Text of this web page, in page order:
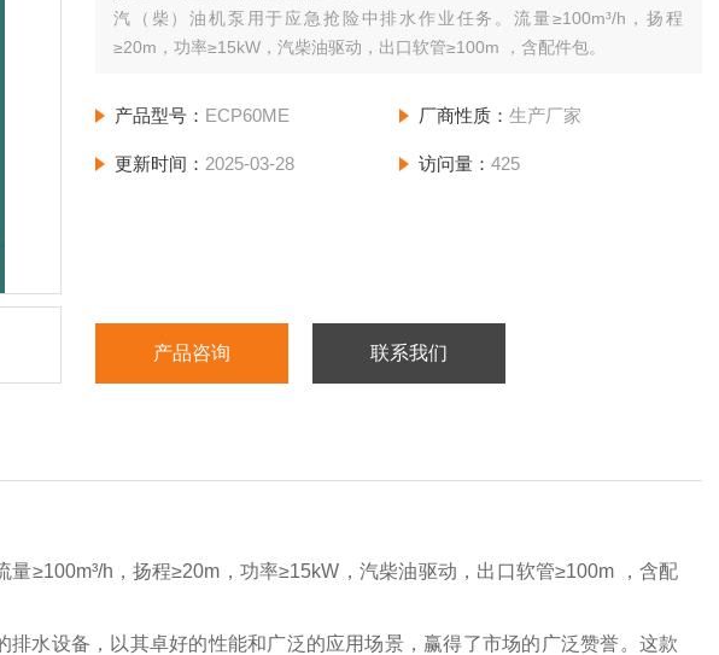
汽（柴）油机泵用于应急抢险中排水作业任务。流量≥100m³/h，扬程
≥20m，功率≥15kW，汽柴油驱动，出口软管≥100m ，含配件包。
产品型号： ECP60ME 厂商性质： 生产厂家
更新时间： 2025-03-28 访问量： 425
产品咨询 联系我们
≥100m³/h，扬程≥20m，功率≥15kW，汽柴油驱动，出口软管≥100m ，含配
水设备，以其卓好的性能和广泛的应用场景，赢得了市场的广泛赞誉。这款